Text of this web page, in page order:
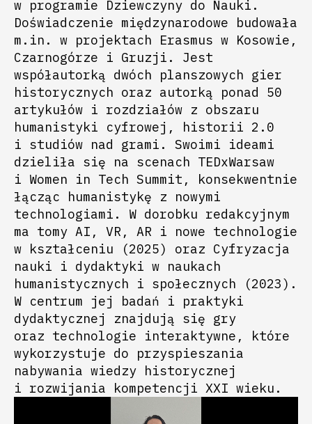
w programie Dziewczyny do Nauki.
Doświadczenie międzynarodowe budowała
m.in. w projektach Erasmus w Kosowie,
Czarnogórze i Gruzji. Jest
współautorką dwóch planszowych gier
historycznych oraz autorką ponad 50
artykułów i rozdziałów z obszaru
humanistyki cyfrowej, historii 2.0
i studiów nad grami. Swoimi ideami
dzieliła się na scenach TEDxWarsaw
i Women in Tech Summit, konsekwentnie
łącząc humanistykę z nowymi
technologiami. W dorobku redakcyjnym
ma tomy AI, VR, AR i nowe technologie
w kształceniu (2025) oraz Cyfryzacja
nauki i dydaktyki w naukach
humanistycznych i społecznych (2023).
W centrum jej badań i praktyki
dydaktycznej znajdują się gry
oraz technologie interaktywne, które
wykorzystuje do przyspieszania
nabywania wiedzy historycznej
i rozwijania kompetencji XXI wieku.